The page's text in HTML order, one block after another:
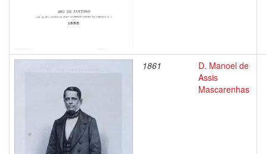
1861
D. Manoel de
Assis
Mascarenhas